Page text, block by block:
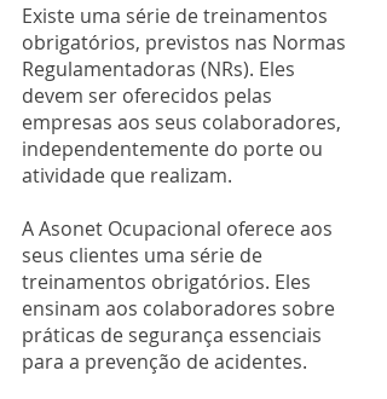
Existe uma série de treinamentos
obrigatórios, previstos nas Normas
Regulamentadoras (NRs). Eles
devem ser oferecidos pelas
empresas aos seus colaboradores,
independentemente do porte ou
atividade que realizam.
A Asonet Ocupacional oferece aos
seus clientes uma série de
treinamentos obrigatórios. Eles
ensinam aos colaboradores sobre
práticas de segurança essenciais
para a prevenção de acidentes.